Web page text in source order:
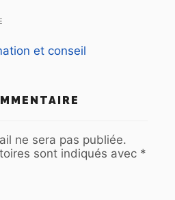
et conseil
ne sera pas publiée.
sont indiqués avec *